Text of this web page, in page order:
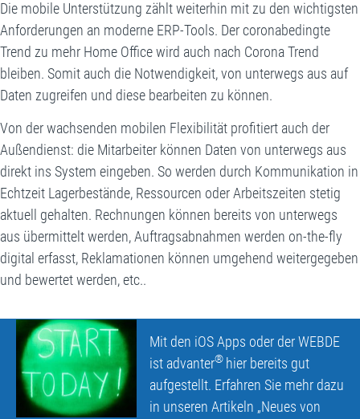
Die mobile Unterstützung zählt weiterhin mit zu den wichtigsten
Anforderungen an moderne ERP-Tools. Der coronabedingte
Trend zu mehr Home Office wird auch nach Corona Trend
bleiben. Somit auch die Notwendigkeit, von unterwegs aus auf
Daten zugreifen und diese bearbeiten zu können.
Von der wachsenden mobilen Flexibilität profitiert auch der
Außendienst: die Mitarbeiter können Daten von unterwegs aus
direkt ins System eingeben. So werden durch Kommunikation in
Echtzeit Lagerbestände, Ressourcen oder Arbeitszeiten stetig
aktuell gehalten. Rechnungen können bereits von unterwegs
aus übermittelt werden, Auftragsabnahmen werden on-the-fly
digital erfasst, Reklamationen können umgehend weitergegeben
und bewertet werden, etc..
Mit den iOS Apps oder der WEBDE
ist advanter® hier bereits gut
aufgestellt. Erfahren Sie mehr dazu
in unseren Artikeln „Neues von